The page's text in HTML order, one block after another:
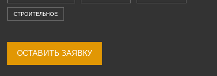
СТРОИТЕЛЬНОЕ
ОСТАВИТЬ ЗАЯВКУ